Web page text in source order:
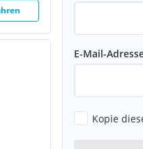
Heckklappe
Speichen Design
VA u. HA - drahtlos
E-Mail-
Kopie